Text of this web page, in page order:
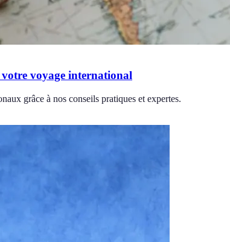
votre voyage international
grâce à nos conseils pratiques et expertes.